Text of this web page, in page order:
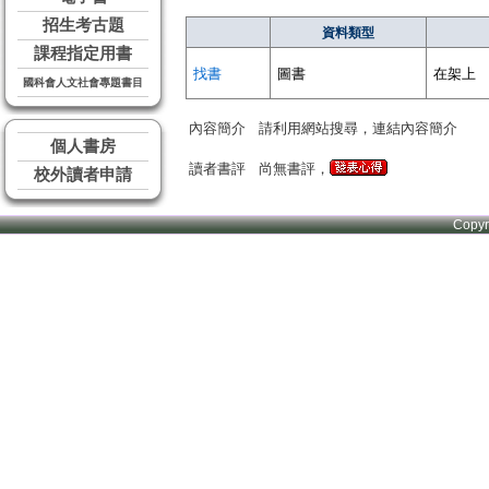
招生考古題
課程指定用書
國科會人文社會專題書目
個人書房
校外讀者申請
資料類型
找書 圖書 在架上
內容簡介 請利用網站搜尋，連結內容簡介
讀者書評 尚無書評，